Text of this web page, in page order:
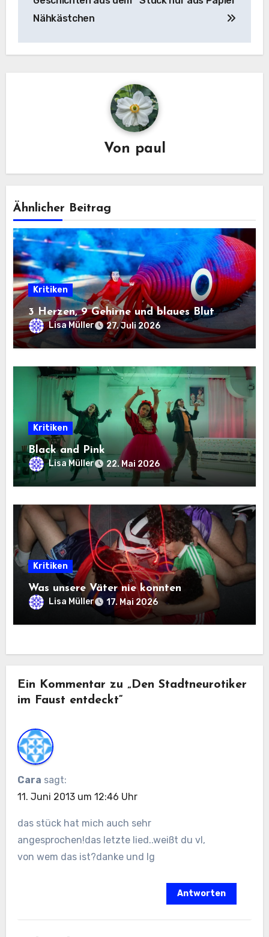
Nähkästchen
Von paul
Ähnlicher Beitrag
Kritiken
3 Herzen, 9 Gehirne und blaues Blut
Lisa Müller 27. Juli 2026
Kritiken
Black and Pink
Lisa Müller 22. Mai 2026
Kritiken
Was unsere Väter nie konnten
Lisa Müller 17. Mai 2026
Ein Kommentar zu „Den Stadtneurotiker
im Faust entdeckt“
Cara sagt:
11. Juni 2013 um 12:46 Uhr
das stück hat mich auch sehr
angesprochen!das letzte lied..weißt du vl,
von wem das ist?danke und lg
Antworten